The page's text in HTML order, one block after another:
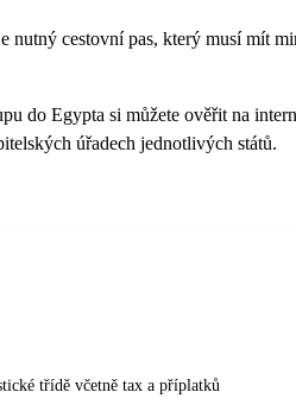
nutný cestovní pas, který musí mít
do Egypta si můžete ověřit na
úřadech jednotlivých států.
třídě včetně tax a příplatků